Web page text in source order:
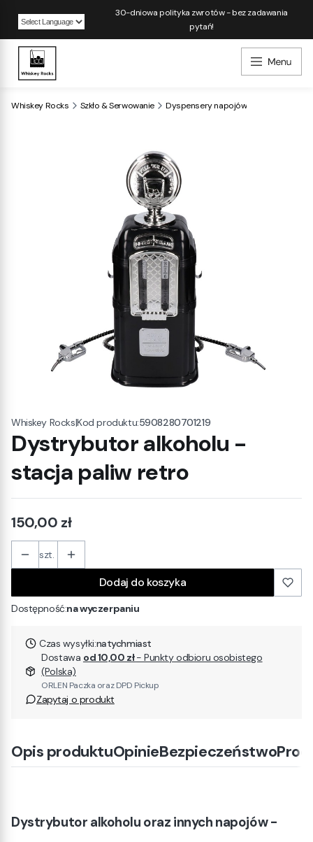
Powered by
30-dniowa polityka zwrotów - bez zadawania
pytań!
Whiskey Rocks Szkło & Serwowanie Dyspensery napojów
Whiskey Rocks|Kod produktu:5908280701219
Dystrybutor alkoholu -
stacja paliw retro
Cena
150,00 zł
szt.
Dodaj do koszyka
Dostępność:na wyczerpaniu
Czas wysyłki:natychmiast
Dostawa od 10,00 zł- Punkty odbioru osobistego
(Polska)
ORLEN Paczka oraz DPD Pickup
Zapytaj o produkt
Opis produktuOpinieBezpieczeństwo
Dystrybutor alkoholu oraz innych napojów -